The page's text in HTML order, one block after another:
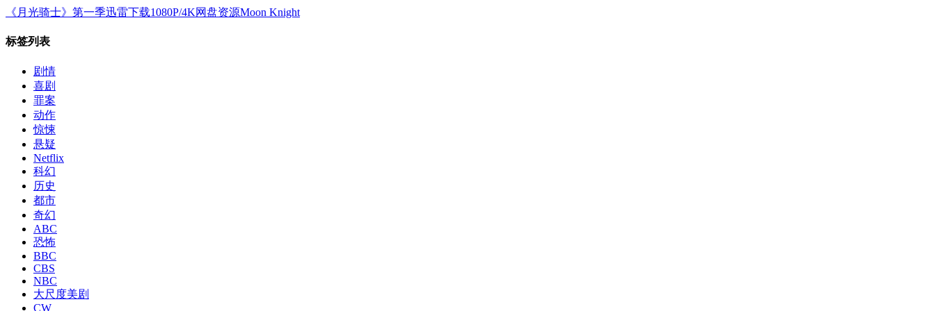
《月光骑士》第一季迅雷下载1080P/4K网盘资源Moon Knight
标签列表
剧情
喜剧
罪案
动作
惊悚
悬疑
Netflix
科幻
历史
都市
奇幻
ABC
恐怖
BBC
CBS
NBC
大尺度美剧
CW